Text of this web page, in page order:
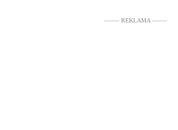
––––– REKLAMA –––––